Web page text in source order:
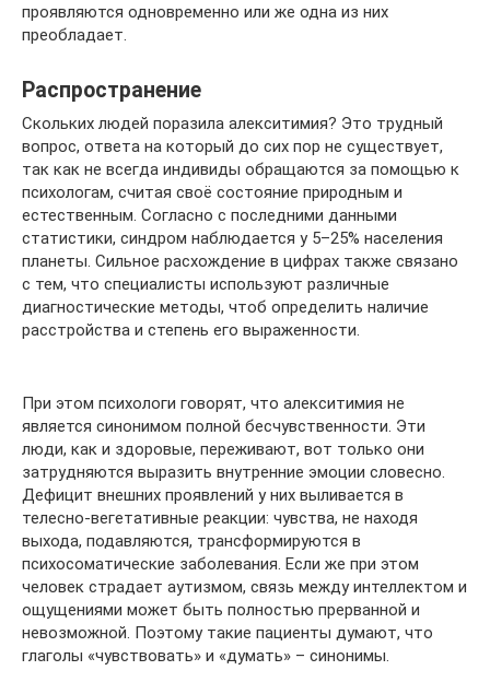
проявляются одновременно или же одна из них
преобладает.
Распространение
Скольких людей поразила алекситимия? Это трудный
вопрос, ответа на который до сих пор не существует,
так как не всегда индивиды обращаются за помощью к
психологам, считая своё состояние природным и
естественным. Согласно с последними данными
статистики, синдром наблюдается у 5–25% населения
планеты. Сильное расхождение в цифрах также связано
с тем, что специалисты используют различные
диагностические методы, чтоб определить наличие
расстройства и степень его выраженности.
При этом психологи говорят, что алекситимия не
является синонимом полной бесчувственности. Эти
люди, как и здоровые, переживают, вот только они
затрудняются выразить внутренние эмоции словесно.
Дефицит внешних проявлений у них выливается в
телесно-вегетативные реакции: чувства, не находя
выхода, подавляются, трансформируются в
психосоматические заболевания. Если же при этом
человек страдает аутизмом, связь между интеллектом и
ощущениями может быть полностью прерванной и
невозможной. Поэтому такие пациенты думают, что
глаголы «чувствовать» и «думать» – синонимы.